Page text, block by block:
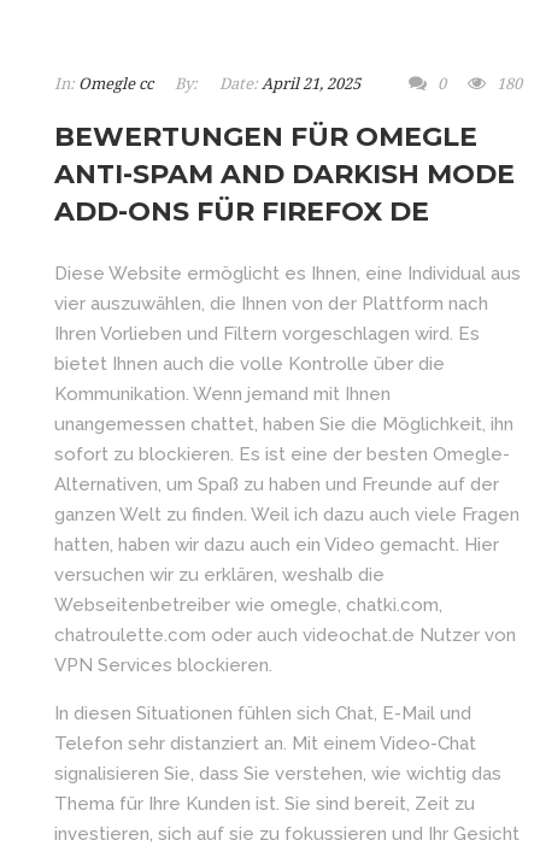
In: Omegle cc By: Date: April 21, 2025 0 180
BEWERTUNGEN FÜR OMEGLE
ANTI-SPAM AND DARKISH MODE
ADD-ONS FÜR FIREFOX DE
Diese Website ermöglicht es Ihnen, eine Individual aus
vier auszuwählen, die Ihnen von der Plattform nach
Ihren Vorlieben und Filtern vorgeschlagen wird. Es
bietet Ihnen auch die volle Kontrolle über die
Kommunikation. Wenn jemand mit Ihnen
unangemessen chattet, haben Sie die Möglichkeit, ihn
sofort zu blockieren. Es ist eine der besten Omegle-
Alternativen, um Spaß zu haben und Freunde auf der
ganzen Welt zu finden. Weil ich dazu auch viele Fragen
hatten, haben wir dazu auch ein Video gemacht. Hier
versuchen wir zu erklären, weshalb die
Webseitenbetreiber wie omegle, chatki.com,
chatroulette.com oder auch videochat.de Nutzer von
VPN Services blockieren.
In diesen Situationen fühlen sich Chat, E-Mail und
Telefon sehr distanziert an. Mit einem Video-Chat
signalisieren Sie, dass Sie verstehen, wie wichtig das
Thema für Ihre Kunden ist. Sie sind bereit, Zeit zu
investieren, sich auf sie zu fokussieren und Ihr Gesicht